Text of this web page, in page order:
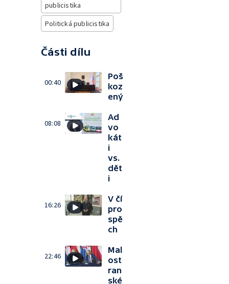
publicistika
Politická publicistika
Části dílu
00:40
Poš
koz
ený
08:08
Ad
vo
kát
i
vs.
dět
i
16:26
V čí
pro
spě
ch
22:46
Mal
ost
ran
ské